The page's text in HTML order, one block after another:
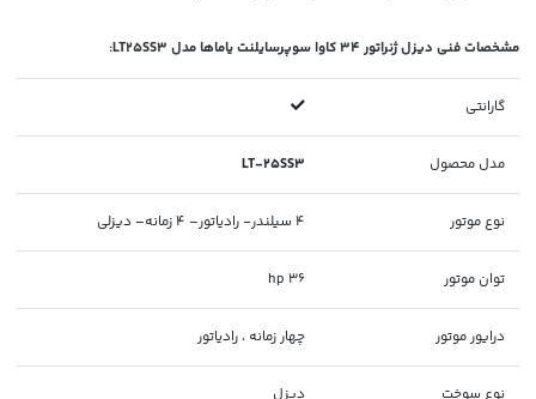
مشخصات فنی دیزل ژنراتور 34 کاوا سوپرسایلنت یاماها مدل LT25SS3:
گارانتی
مدل محصول LT-25SS3
نوع موتور 4 سیلندر- رادیاتور– 4 زمانه– دیزلی
توان موتور 36 hp
درایور موتور چهار زمانه ، رادیاتور
نوع سوخت دیزل